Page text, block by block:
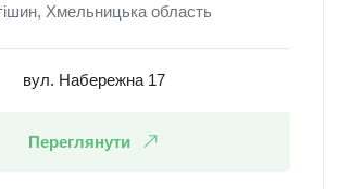
Хмельницька область
вул. Набережна 17
Переглянути